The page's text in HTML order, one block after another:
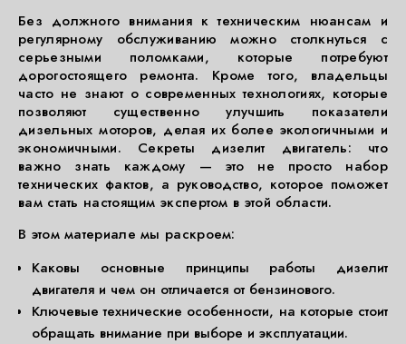
Без должного внимания к техническим нюансам и
регулярному обслуживанию можно столкнуться с
серьезными поломками, которые потребуют
дорогостоящего ремонта. Кроме того, владельцы
часто не знают о современных технологиях, которые
позволяют существенно улучшить показатели
дизельных моторов, делая их более экологичными и
экономичными. Секреты дизелит двигатель: что
важно знать каждому — это не просто набор
технических фактов, а руководство, которое поможет
вам стать настоящим экспертом в этой области.
В этом материале мы раскроем:
Каковы основные принципы работы дизелит
двигателя и чем он отличается от бензинового.
Ключевые технические особенности, на которые стоит
обращать внимание при выборе и эксплуатации.